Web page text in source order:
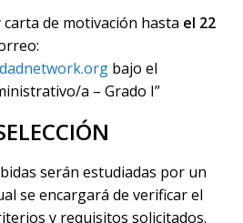
carta de motivación hasta el 22
bajo el
a – Grado I”
serán estudiadas por un
se encargará de verificar el
y requisitos solicitados.